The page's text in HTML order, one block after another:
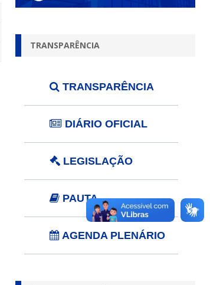
TRANSPARÊNCIA
TRANSPARÊNCIA
DIÁRIO OFICIAL
LEGISLAÇÃO
PAUTA
AGENDA PLENÁRIO